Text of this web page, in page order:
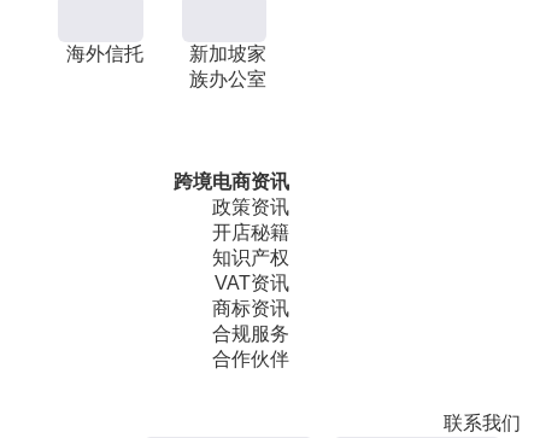
海外信托
新加坡家
族办公室
跨境电商资讯
政策资讯
开店秘籍
知识产权
VAT资讯
商标资讯
合规服务
合作伙伴
联系我们